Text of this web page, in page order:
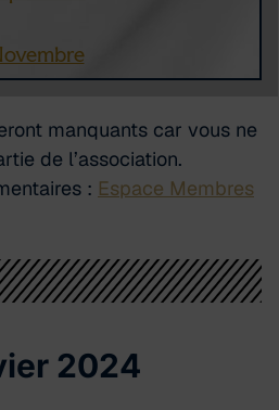
manquants car vous ne
de l’association.
: Espace Membres
2024